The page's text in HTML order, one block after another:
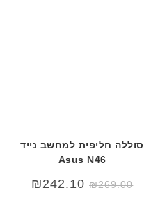
סוללה חליפית למחשב נייד
Asus N46
₪269.00
₪242.10